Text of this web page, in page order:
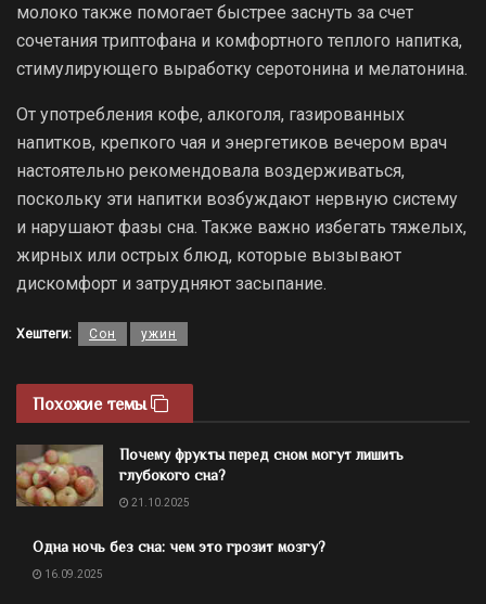
молоко также помогает быстрее заснуть за счет
сочетания триптофана и комфортного теплого напитка,
стимулирующего выработку серотонина и мелатонина.
От употребления кофе, алкоголя, газированных
напитков, крепкого чая и энергетиков вечером врач
настоятельно рекомендовала воздерживаться,
поскольку эти напитки возбуждают нервную систему
и нарушают фазы сна. Также важно избегать тяжелых,
жирных или острых блюд, которые вызывают
дискомфорт и затрудняют засыпание.
Хештеги: Сон ужин
Похожие темы
Почему фрукты перед сном могут лишить
глубокого сна?
21.10.2025
Одна ночь без сна: чем это грозит мозгу?
16.09.2025